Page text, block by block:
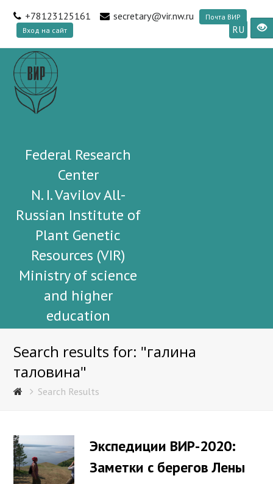
+78123125161 secretary@vir.nw.ru
Почта ВИР
Вход на сайт
RU
Federal Research
Center
N. I. Vavilov All-
Russian Institute of
Plant Genetic
Resources (VIR)
Ministry of science
and higher
education
Search results for: "галина
таловина"
Search Results
Экспедиции ВИР-2020:
Заметки с берегов Лены